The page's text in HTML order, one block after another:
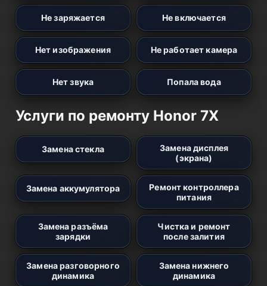
Не заряжается Не включается
Нет изображения Не работает камера
Нет звука Попала вода
Услуги по ремонту Honor 7X
Замена стекла
Замена дисплея
(экрана)
Замена аккумулятора
Ремонт контроллера
питания
Замена разъёма
зарядки
Чистка и ремонт
после залития
Замена разговорного
динамика
Замена нижнего
динамика